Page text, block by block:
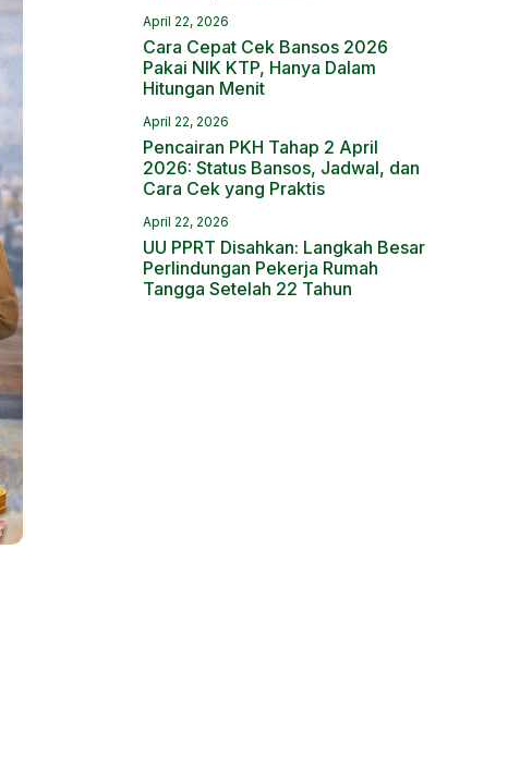
April 22, 2026
Cara Cepat Cek Bansos 2026
Pakai NIK KTP, Hanya Dalam
Hitungan Menit
April 22, 2026
Pencairan PKH Tahap 2 April
2026: Status Bansos, Jadwal, dan
Cara Cek yang Praktis
April 22, 2026
UU PPRT Disahkan: Langkah Besar
Perlindungan Pekerja Rumah
Tangga Setelah 22 Tahun